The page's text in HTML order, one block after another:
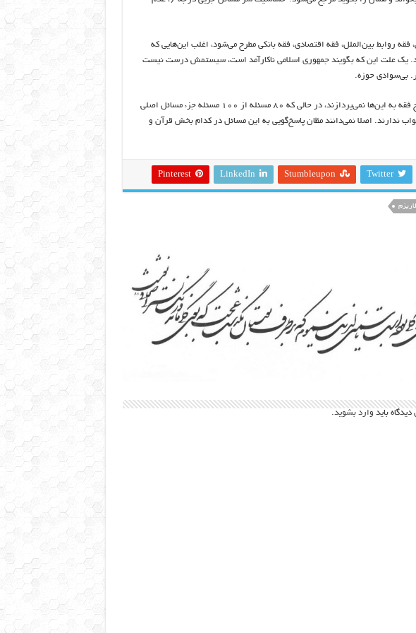
فقه روابط بین‌الملل، فقه اقتصادی، فقه بانکی مطرح می‌شود، اغلب این‌هایی که
یک علت این که بگویند جمهوری اسلامی ناکارآمد است، سیستمش درست نیست
بی‌سوادی حوزه.
الان ۱۰۰ مسئله مطرح می‌کنم در یک درس خارج فقه به این‌ها نمی‌پردازند، در حالی که ۸۰ مسئله از ۱۰۰ مسئله جزء مسائل اصلی
ندارند. اصلا نمی‌دانند مظان پاسخ‌گویی به این مسائل در کدام بخش قرآن و
Twitter
Stumbleupon
LinkedIn
Pinterest
باید وارد بشوید.